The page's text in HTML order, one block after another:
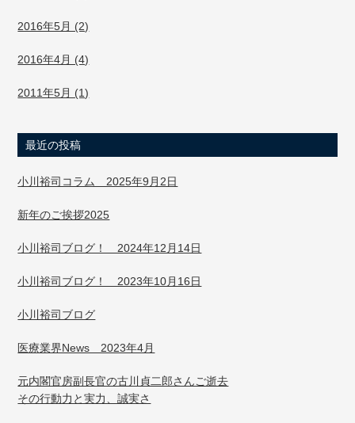
2016年5月 (2)
2016年4月 (4)
2011年5月 (1)
最近の投稿
小川裕司コラム 2025年9月2日
新年のご挨拶2025
小川裕司ブログ！ 2024年12月14日
小川裕司ブログ！ 2023年10月16日
小川裕司ブログ
医療業界News 2023年4月
元内閣官房副長官の古川貞二郎さんご逝去
その行動力と実力、誠実さ